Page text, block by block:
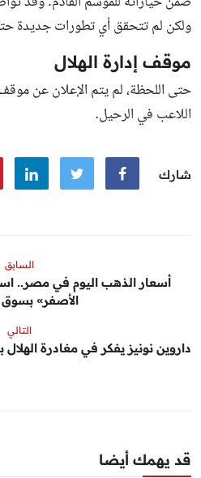
ولكن لم تتحقق أي تطورات جديدة
موقف إدارة الهلال
حتى اللحظة، لم يتم الإعلان عن
اللاعب في الرحيل.
شارك
السابق
أسعار الذهب اليوم في مصر..
الأصفر»
التالي
داروين نونيز يفكر في مغادرة الهلال بعد 4 أشهر فقط من
قد يهمك أيضا